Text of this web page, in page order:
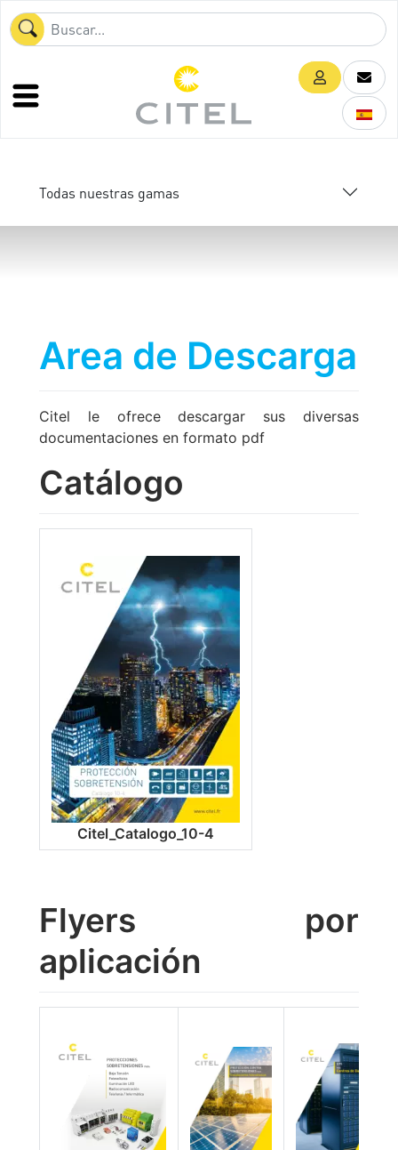
Todas nuestras gamas
Area de Descarga
Citel le ofrece descargar sus diversas
documentaciones en formato pdf
Catálogo
Citel_Catalogo_10-4
Flyers por
aplicación